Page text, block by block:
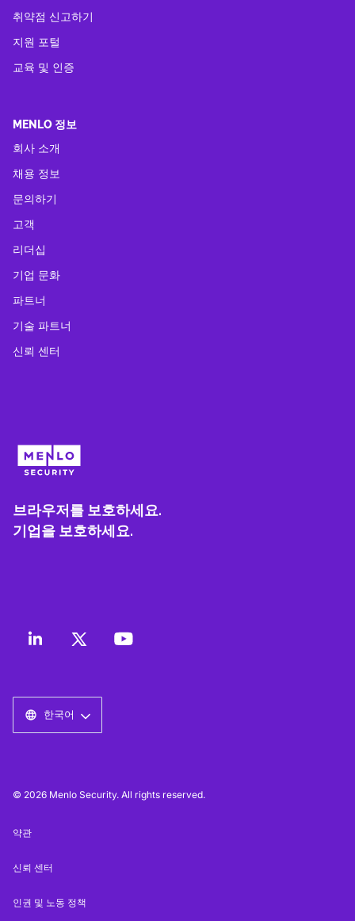
취약점 신고하기
지원 포털
교육 및 인증
MENLO 정보
회사 소개
채용 정보
문의하기
고객
리더십
기업 문화
파트너
기술 파트너
신뢰 센터
브라우저를 보호하세요.
기업을 보호하세요.
한국어
© 2026 Menlo Security. All rights reserved.
약관
신뢰 센터
인권 및 노동 정책